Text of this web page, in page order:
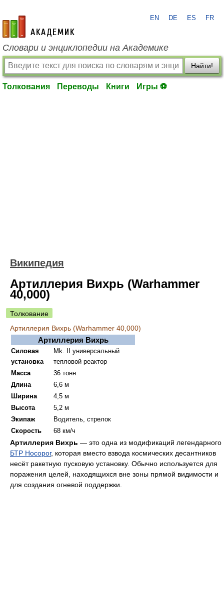
academic.ru
EN DE ES FR
Словари и энциклопедии на Академике
Найти!
Толкования Переводы Книги Игры ⚽
Википедия
Артиллерия Вихрь (Warhammer
40,000)
Толкование
Артиллерия Вихрь (Warhammer 40,000)
Артиллерия Вихрь
Силовая
установка
Mk. II универсальный
тепловой реактор
Масса
36 тонн
Длина
6,6 м
Ширина
4,5 м
Высота
5,2 м
Экипаж
Водитель, стрелок
Скорость
68 км/ч
Артиллерия Вихрь — это одна из модификаций легендарного
БТР Носорог, которая вместо взвода космических десантников
несёт ракетную пусковую установку. Обычно используется для
поражения целей, находящихся вне зоны прямой видимости и
для создания огневой поддержки.